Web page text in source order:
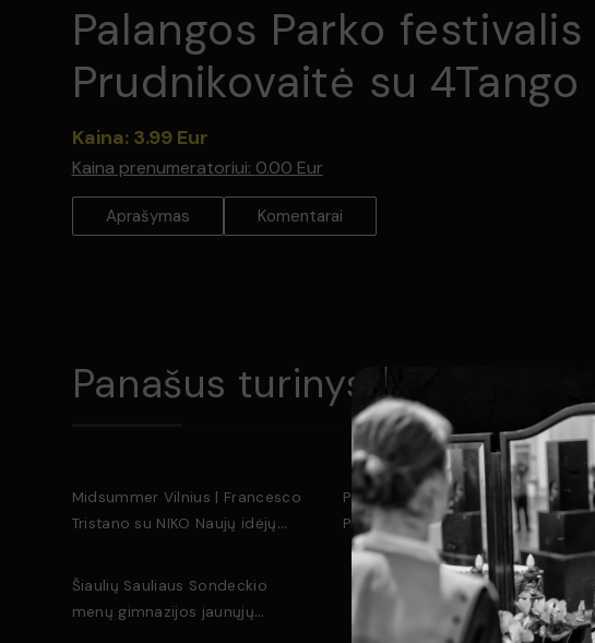
Palangos Parko
Prudnikovaitė su
Kaina: 3.99 Eur
Kaina prenumeratoriui: 0.00 Eur
Aprašymas Komentarai
Panašus turinys
Midsummer Vilnius | Francesco
Tristano su NIKO Naujų idėjų
Palangos Parko festivalis | Tango
Piazzolla | Ieva Prudnikovaitė su
4Tango | 2023/08/11
Šiaulių Sauliaus Sondeckio
menų gimnazijos jaunųjų